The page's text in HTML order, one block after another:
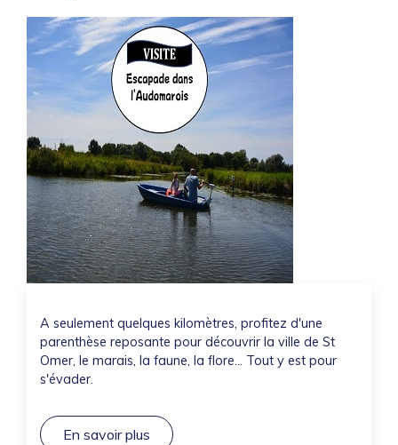
A seulement quelques kilomètres, profitez d'une
parenthèse reposante pour découvrir la ville de St
Omer, le marais, la faune, la flore... Tout y est pour
s'évader.
En savoir plus